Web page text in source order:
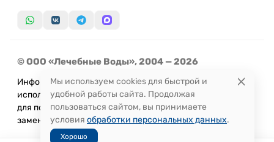
© ООО «Лечебные Воды», 2004 — 2026
Информация, представленная на сайте, не может быть
использована
для постановки диагноза или назначения лечения и не
заменяет прием врача.
Мы используем cookies для быстрой и
удобной работы сайта. Продолжая
пользоваться сайтом, вы принимаете
условия обработки персональных данных.
Хорошо